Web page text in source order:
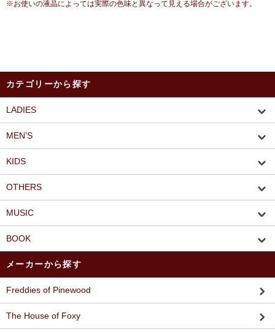
※お使いの液晶によっては実際の色味と異なって見える場合がございます。
カテゴリーから探す
LADIES
MEN’S
KIDS
OTHERS
MUSIC
BOOK
メーカーから探す
Freddies of Pinewood
The House of Foxy